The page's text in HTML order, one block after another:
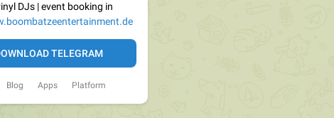
DJs | event booking in
TELEGRAM
Blog Apps Platform